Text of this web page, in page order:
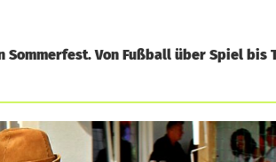
Von Fußball über Spiel bis